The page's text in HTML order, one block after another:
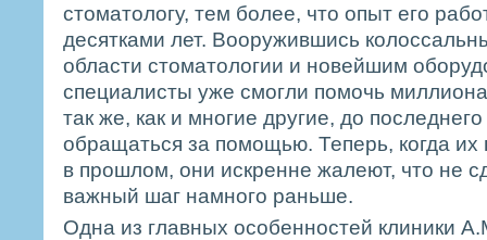
стоматологу, тем более, что опыт его
десятками лет. Вооружившись
области стоматологии и новейшим
специалисты уже смогли помочь
так же, как и многие другие, до
обращаться за помощью. Теперь, когда
в прошлом, они искренне жалеют, что не
важный шаг намного раньше.
Одна из главных особенностей клиники